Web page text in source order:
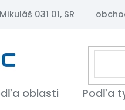
031 01, SR
oblasti Podľa